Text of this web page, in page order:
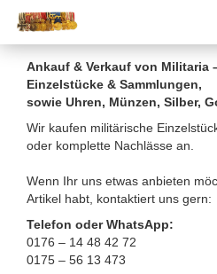
Ankauf & Verkauf von Militaria
Einzelstücke & Sammlungen,
sowie Uhren, Münzen, Silber,
Wir kaufen militärische
oder komplette Nachlässe an.
Wenn Ihr uns etwas anbieten
Artikel habt, kontaktiert uns gern:
Telefon oder WhatsApp:
0176 – 14 48 42 72
0175 – 56 13 473